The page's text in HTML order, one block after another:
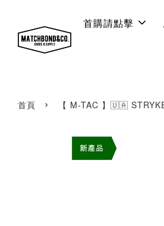
首購請點擊
首頁 › 【 M-TAC 】🇺🇦